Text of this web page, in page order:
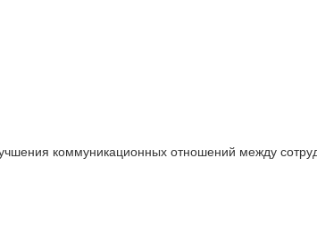
коммуникационных отношений между